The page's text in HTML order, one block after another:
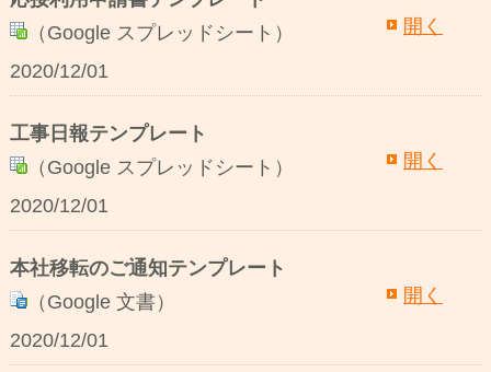
（Google スプレッドシート）
開く
2020/12/01
工事日報テンプレート
（Google スプレッドシート）
開く
2020/12/01
本社移転のご通知テンプレート
（Google 文書）
開く
2020/12/01